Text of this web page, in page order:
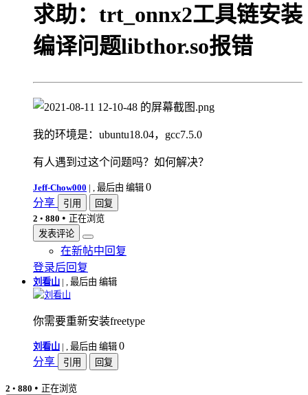
求助：trt_onnx2工具链安装
编译问题libthor.so报错
我的环境是：ubuntu18.04，gcc7.5.0
有人遇到过这个问题吗？如何解决？
Jeff-Chow000 | , 最后由 编辑 0
分享
引用
回复
2 • 880 • 正在浏览
发表评论
在新帖中回复
登录后回复
刘看山 | , 最后由 编辑
刘看山
你需要重新安装freetype
刘看山 | , 最后由 编辑 0
分享
引用 回复
2 • 880 • 正在浏览